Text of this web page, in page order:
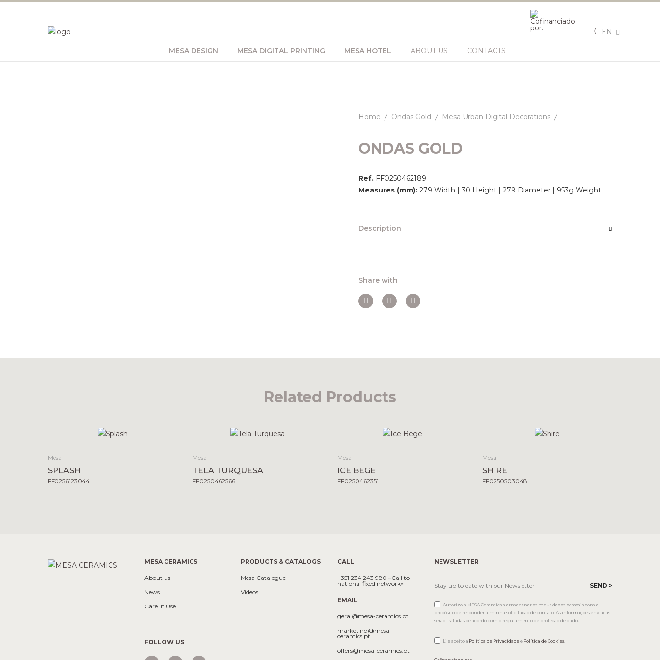
MESA DESIGN MESA DIGITAL PRINTING MESA HOTEL ABOUT US CONTACTS
EN
Home Ondas Gold Mesa Urban Digital Decorations
ONDAS GOLD
Ref. FF0250462189
Measures (mm): 279 Width | 30 Height | 279 Diameter | 953g Weight
Description
Share with
Related Products
Mesa
SPLASH
FF0256123044
Mesa
TELA TURQUESA
FF0250462566
Mesa
ICE BEGE
FF0250462351
Mesa
SHIRE
FF0250503048
MESA CERAMICS
About us
News
Care in Use
FOLLOW US
PRODUCTS & CATALOGS
Mesa Catalogue
Videos
CALL
+351 234 243 980 «Call to
national fixed network»
EMAIL
geral@mesa-ceramics.pt
marketing@mesa-
ceramics.pt
offers@mesa-ceramics.pt
NEWSLETTER
Autorizo a MESA Ceramics a armazenar os meus dados pessoais com a
propósito de responder à minha solicitação de contato. As informações enviadas
serão tratadas de acordo com o regulamento de proteção de dados.
Li e aceito a Política de Privacidadee Política de Cookies.